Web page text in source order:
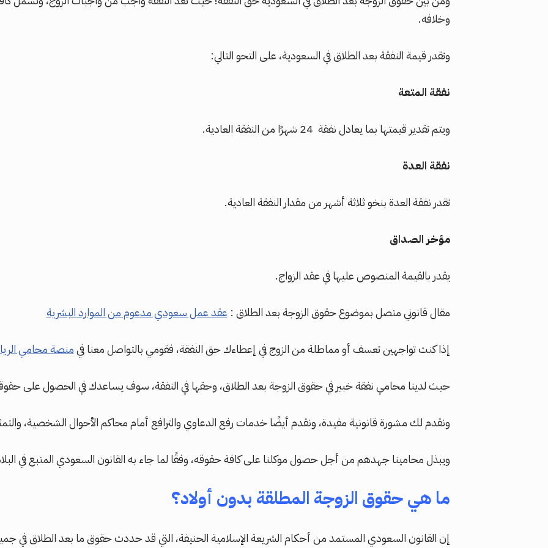
وخلافه.
وتقدر قيمة النفقة بعد الطلاق في السعودية، على التحو التالي:
نفقة المتعة
ويتم تقدير قيمتها بما يعادل نفقة 24 شهرًا من النفقة العادية.
نفقة العدة
تقدر نفقة العدة بنخو ثلاثة أشهر من مقدار النفقة العادية.
مؤخر الصداق
يقدر بالقيمة المنصوص عليها في عقد الزواج.
مقال قانوني متصل بموضوع حقوق الزوجة بعد الطلاق :عقد عمل سعودي مدعوم من الموارد البشرية
إذا كنت تواجهين تعسف أو مماطلة من الزوج في إعطاءك حق النفقة، فقومي بالتواصل معنا فيمنصة محامي
حيث لدينا محامي نفقة خبير في حقوق الزوجة بعد الطلاق، وحقها في النفقة، سوف يساعدك في الحصول على
ونقدم لك مشورة قانونية مفيدة، ونقدم أيضًا خدمات رفع الدعاوي والترافع أمام محاكم الأحوال الشخصية،
ويبذل محامينا جهدهم من أجل حصول موكلنا على كافة حقوقه، وفقًا لما جاء به القانون السعودي المتبع في
ما هي حقوق الزوجة المطلقة بدون أولاد؟
إن القانون السعودي المستمد من أحكام الشريعة الإسلامية الحنيفة، التي قد حددت حقوق ما بعد الطلاق في